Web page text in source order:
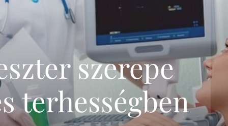
genetikai szűrőtesztek
Trisomy-tesztek
NIFTY-pro teszt
GeneSafe-teszt
Magzati kromoszóma-
(CVS,amniocentézis)
Terhesgondozási
csomagok
szerepe
terhességben